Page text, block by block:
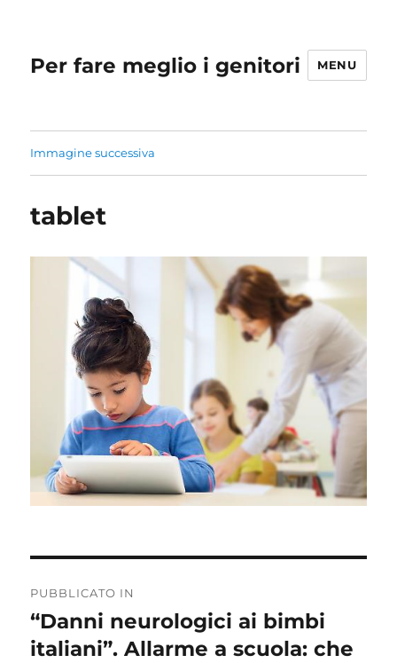
Per fare meglio i genitori MENU
Immagine successiva
tablet
articoli
PUBBLICATO IN
“Danni neurologici ai bimbi
italiani”. Allarme a scuola: che